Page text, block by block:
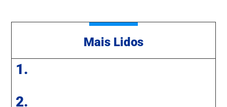
Mais Lidos
1.
2.